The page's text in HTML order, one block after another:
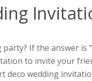
If the answer is
to invite your
deco wedding